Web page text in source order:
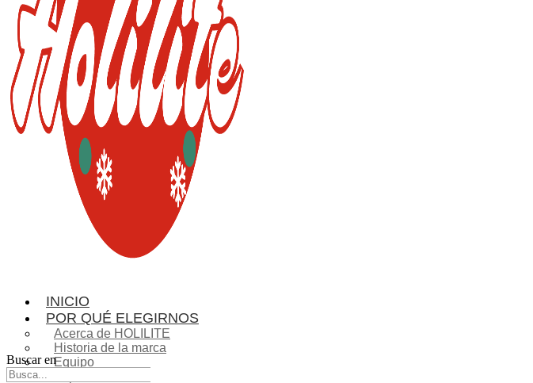
INICIO
POR QUÉ ELEGIRNOS
Acerca de HOLILITE
Historia de la marca
Equipo
Buscar en